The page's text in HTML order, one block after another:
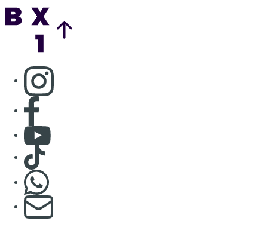
Consulter page Instagram
Consulter page Facebook
Consulter Youtube
Consulter TikTok
S'abonner à notre newsletter